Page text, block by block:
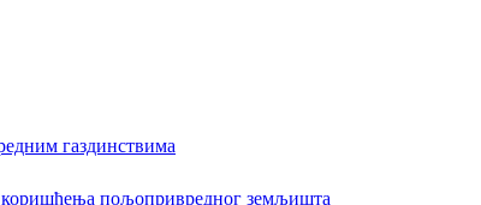
газдинствима
коришћења пољопривредног земљишта